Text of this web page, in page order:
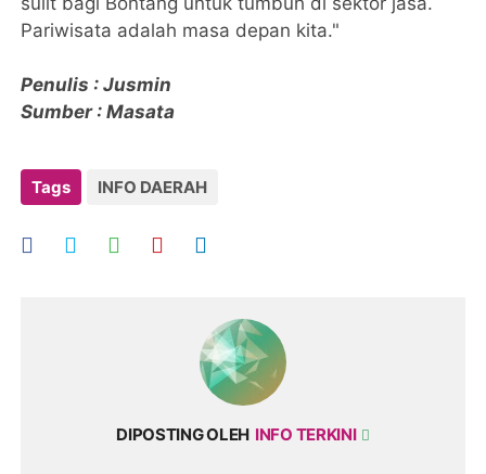
Pariwisata adalah masa depan kita."
Penulis : Jusmin
Sumber : Masata
Tags INFO DAERAH
DIPOSTING OLEH INFO TERKINI